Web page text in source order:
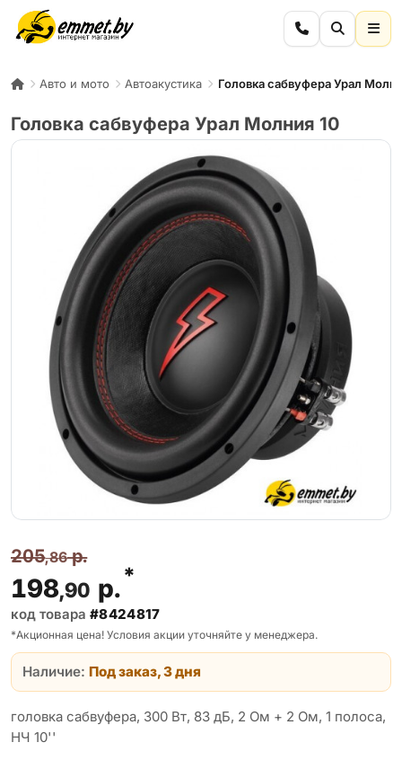
Авто и мото Автоакустика Головка сабвуфера Урал
Головка сабвуфера Урал Молния 10
205,86р.
198,90 р.*
код товара #8424817
*Акционная цена! Условия акции уточняйте у менеджера.
Наличие: Под заказ, 3 дня
головка сабвуфера, 300 Вт, 83 дБ, 2 Ом + 2 Ом, 1 полоса,
НЧ 10''